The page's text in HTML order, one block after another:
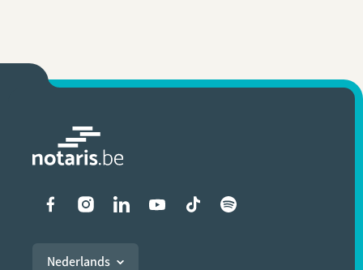
Liens vers les réseaux
Nederlands